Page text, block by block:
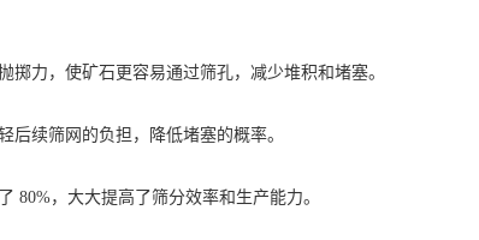
力，使矿石更容易通过筛孔，减少堆积和堵塞。
续筛网的负担，降低堵塞的概率。
，大大提高了筛分效率和生产能力。